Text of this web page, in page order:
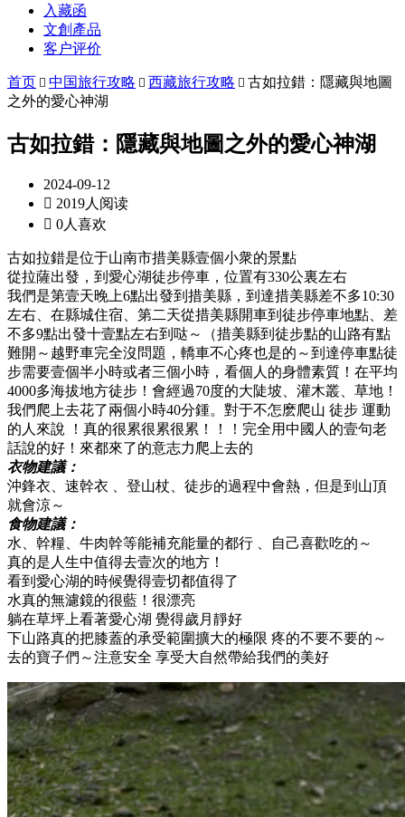
入藏函
文創產品
客户评价
首页  中国旅行攻略  西藏旅行攻略  古如拉錯：隱藏與地圖
之外的愛心神湖
古如拉錯：隱藏與地圖之外的愛心神湖
2024-09-12
 2019人阅读
 0人喜欢
古如拉錯是位于山南市措美縣壹個小衆的景點
從拉薩出發，到愛心湖徒步停車， 位置有330公裏左右
我們是第壹天晚上6點出發到措美縣，到達措美縣差不多10:30
左右、在縣城住宿、第二天從措美縣開車到徒步停車地點、差
不多9點出發十壹點左右到哒～（措美縣到徒步點的山路有點
難開～越野車完全沒問題，轎車不心疼也是的～到達停車點徒
步需要壹個半小時或者三個小時，看個人的身體素質！在平均
4000多海拔地方徒步！會經過70度的大陡坡、灌木叢、草地！
我們爬上去花了兩個小時40分鍾。對于不怎麽爬山 徒步 運動
的人來說 ！真的很累很累很累！！！完全用中國人的壹句老
話說的好！來都來了的意志力爬上去的
衣物建議：
沖鋒衣、速幹衣 、登山杖、徒步的過程中會熱，但是到山頂
就會涼～
食物建議：
水、幹糧、牛肉幹等能補充能量的都行 、自己喜歡吃的～
真的是人生中值得去壹次的地方！
看到愛心湖的時候覺得壹切都值得了
水真的無濾鏡的很藍！很漂亮
躺在草坪上看著愛心湖 覺得歲月靜好
下山路真的把膝蓋的承受範圍擴大的極限 疼的不要不要的～
去的寶子們～注意安全 享受大自然帶給我們的美好